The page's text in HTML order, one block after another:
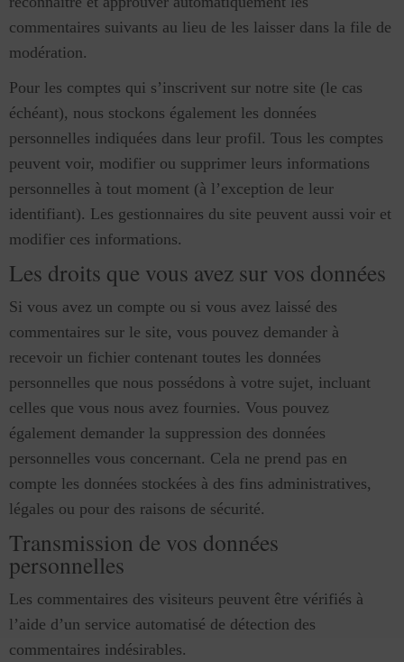
commentaires suivants au lieu de les laisser dans la file de
modération.
Pour les comptes qui s’inscrivent sur notre site (le cas
échéant), nous stockons également les données
personnelles indiquées dans leur profil. Tous les comptes
peuvent voir, modifier ou supprimer leurs informations
personnelles à tout moment (à l’exception de leur
identifiant). Les gestionnaires du site peuvent aussi voir et
modifier ces informations.
Les droits que vous avez sur vos données
Si vous avez un compte ou si vous avez laissé des
commentaires sur le site, vous pouvez demander à
recevoir un fichier contenant toutes les données
personnelles que nous possédons à votre sujet, incluant
celles que vous nous avez fournies. Vous pouvez
également demander la suppression des données
personnelles vous concernant. Cela ne prend pas en
compte les données stockées à des fins administratives,
légales ou pour des raisons de sécurité.
Transmission de vos données
personnelles
Les commentaires des visiteurs peuvent être vérifiés à
l’aide d’un service automatisé de détection des
commentaires indésirables.